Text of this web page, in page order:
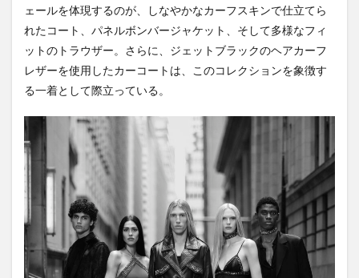
ェールを体現するのが、しなやかなカーフスキンで仕立てら
れたコート、パネルボンバージャケット、そして多様なフィ
ットのトラウザー。さらに、ジェットブラックのヘアカーフ
レザーを使用したカーコートは、このコレクションを象徴す
る一着として際立っている。